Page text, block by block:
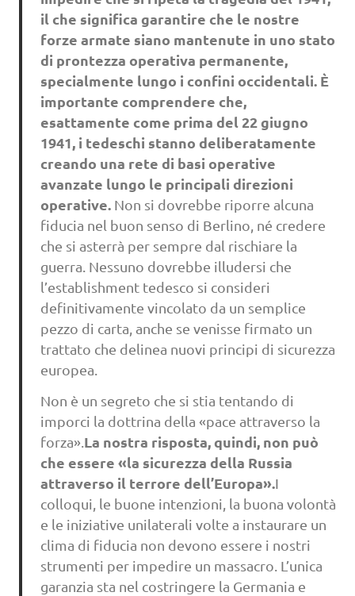
il che significa garantire che le nostre
forze armate siano mantenute in uno stato
di prontezza operativa permanente,
specialmente lungo i confini occidentali. È
importante comprendere che,
esattamente come prima del 22 giugno
1941, i tedeschi stanno deliberatamente
creando una rete di basi operative
avanzate lungo le principali direzioni
operative. Non si dovrebbe riporre alcuna
fiducia nel buon senso di Berlino, né credere
che si asterrà per sempre dal rischiare la
guerra. Nessuno dovrebbe illudersi che
l’establishment tedesco si consideri
definitivamente vincolato da un semplice
pezzo di carta, anche se venisse firmato un
trattato che delinea nuovi principi di sicurezza
europea.
Non è un segreto che si stia tentando di
imporci la dottrina della «pace attraverso la
forza».La nostra risposta, quindi, non può
che essere «la sicurezza della Russia
attraverso il terrore dell’Europa».I
colloqui, le buone intenzioni, la buona volontà
e le iniziative unilaterali volte a instaurare un
clima di fiducia non devono essere i nostri
strumenti per impedire un massacro. L’unica
garanzia sta nel costringere la Germania e